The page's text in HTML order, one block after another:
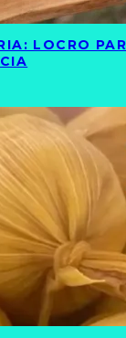
LOCRO